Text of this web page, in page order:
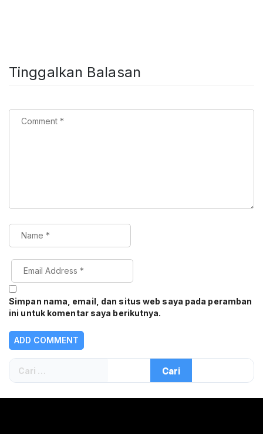
Tinggalkan Balasan
Simpan nama, email, dan situs web saya pada peramban
ini untuk komentar saya berikutnya.
Cari
untuk: